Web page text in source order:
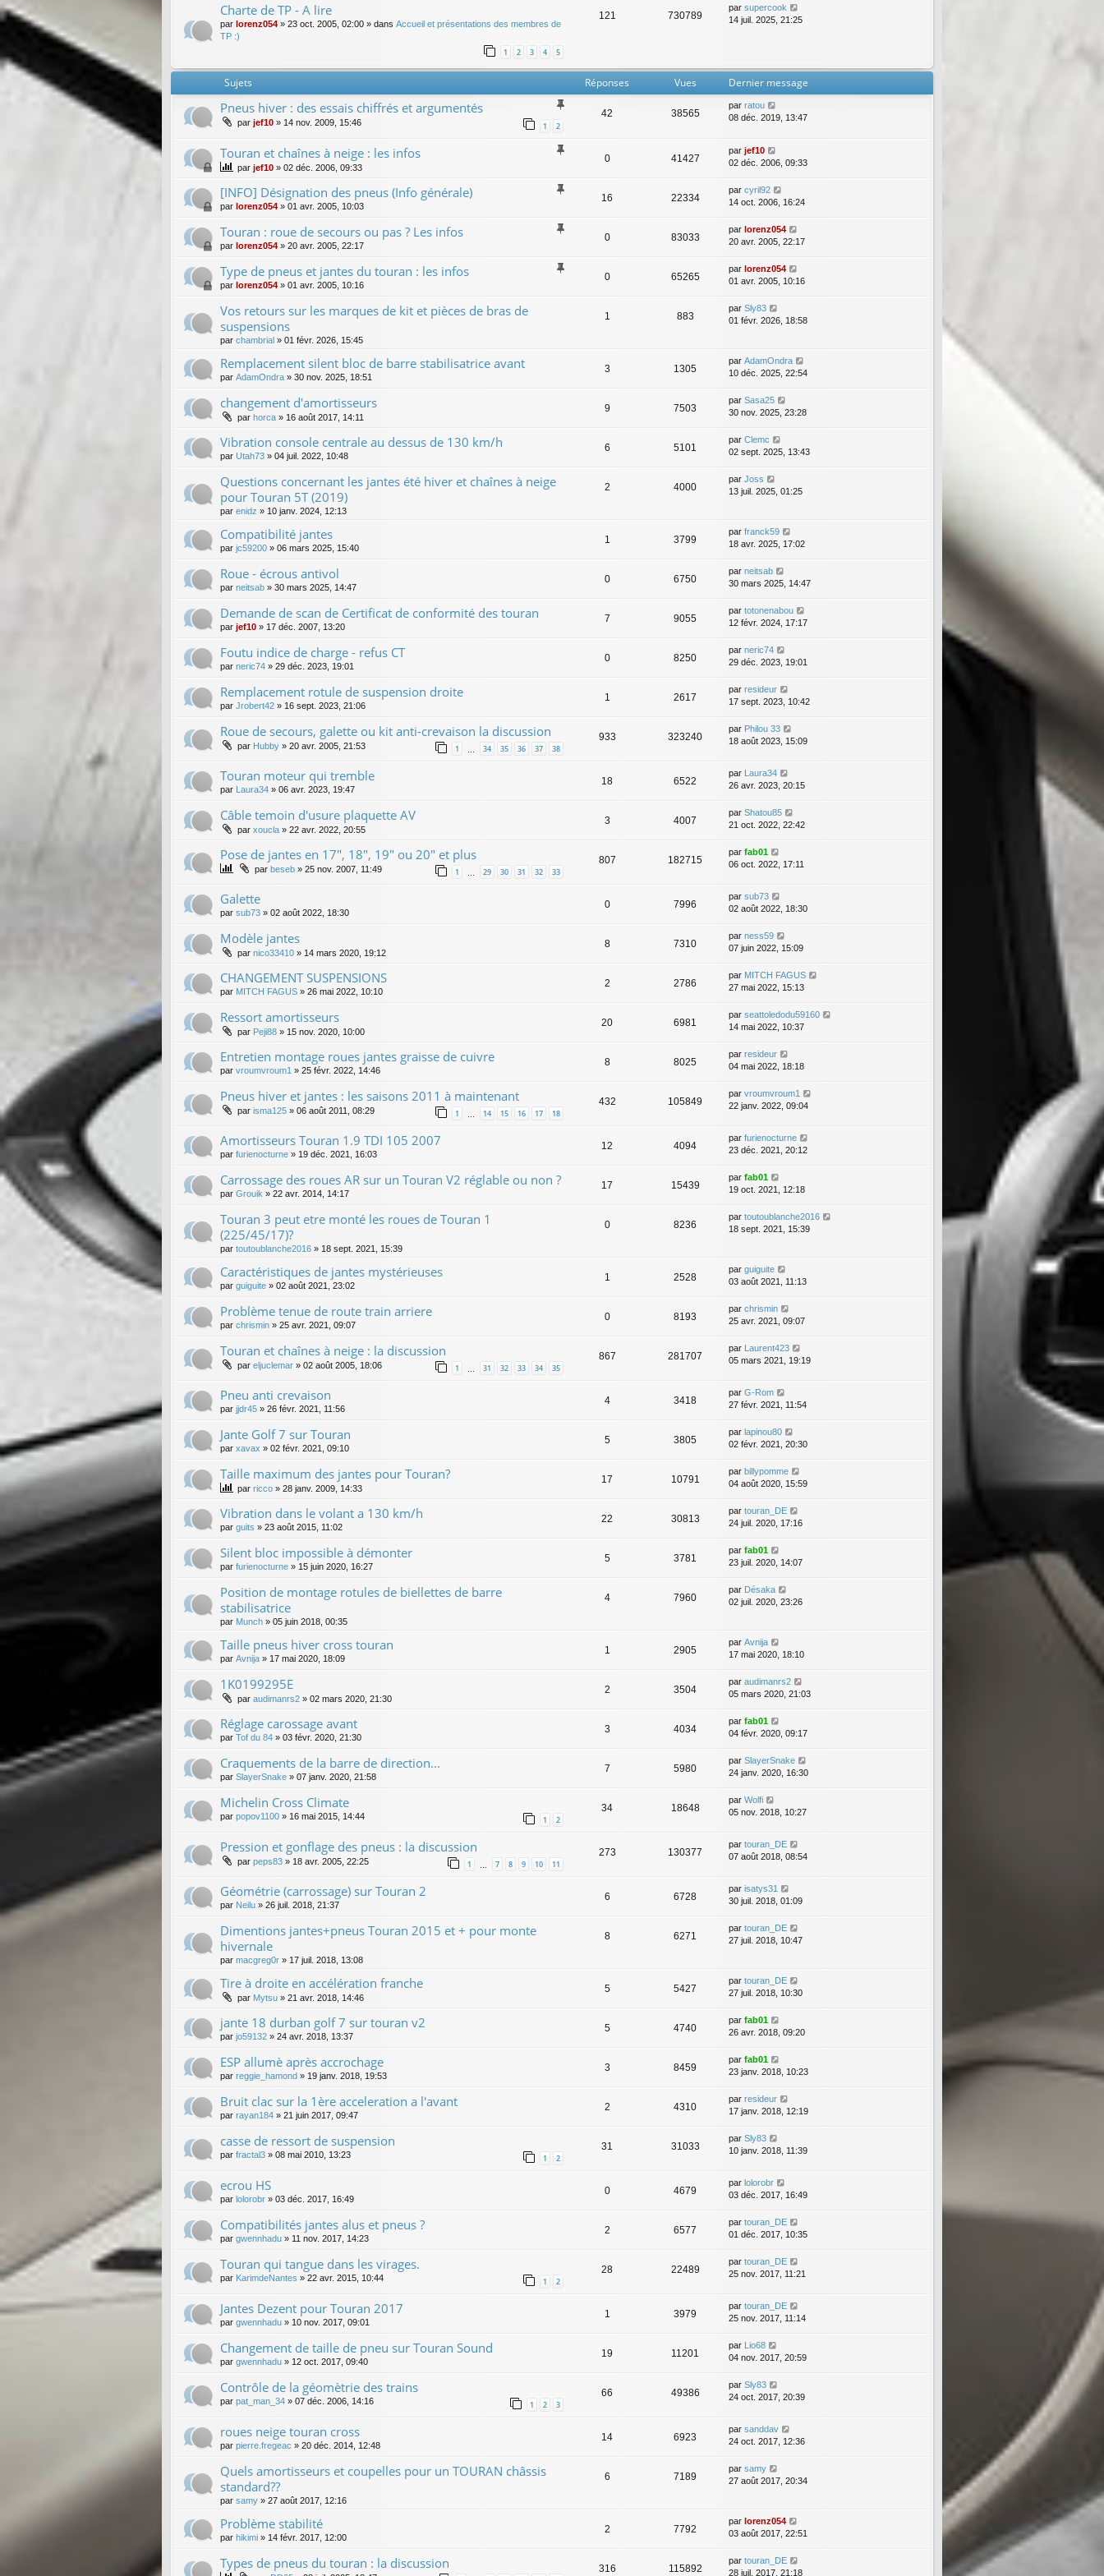
Charte de TP - A lire
par lorenz054 » 23 oct. 2005, 02:00 » dans Accueil et présentations des membres de
TP :)
1 2 3 4 5
121 730789
par supercook
14 juil. 2025, 21:25
Sujets Réponses Vues Dernier message
Pneus hiver : des essais chiffrés et argumentés
par jef10 » 14 nov. 2009, 15:46 1 2
42 38565
par ratou
08 déc. 2019, 13:47
Touran et chaînes à neige : les infos
par jef10 » 02 déc. 2006, 09:33
0 41427
par jef10
02 déc. 2006, 09:33
[INFO] Désignation des pneus (Info générale)
par lorenz054 » 01 avr. 2005, 10:03
16 22334
par cyril92
14 oct. 2006, 16:24
Touran : roue de secours ou pas ? Les infos
par lorenz054 » 20 avr. 2005, 22:17
0 83033
par lorenz054
20 avr. 2005, 22:17
Type de pneus et jantes du touran : les infos
par lorenz054 » 01 avr. 2005, 10:16
0 65265
par lorenz054
01 avr. 2005, 10:16
Vos retours sur les marques de kit et pièces de bras de
suspensions
par chambrial » 01 févr. 2026, 15:45
1 883
par Sly83
01 févr. 2026, 18:58
Remplacement silent bloc de barre stabilisatrice avant
par AdamOndra » 30 nov. 2025, 18:51
3 1305
par AdamOndra
10 déc. 2025, 22:54
changement d'amortisseurs
par horca » 16 août 2017, 14:11
9 7503
par Sasa25
30 nov. 2025, 23:28
Vibration console centrale au dessus de 130 km/h
par Utah73 » 04 juil. 2022, 10:48
6 5101
par Clemc
02 sept. 2025, 13:43
Questions concernant les jantes été hiver et chaînes à neige
pour Touran 5T (2019)
par enidz » 10 janv. 2024, 12:13
2 4000
par Joss
13 juil. 2025, 01:25
Compatibilité jantes
par jc59200 » 06 mars 2025, 15:40
1 3799
par franck59
18 avr. 2025, 17:02
Roue - écrous antivol
par neitsab » 30 mars 2025, 14:47
0 6750
par neitsab
30 mars 2025, 14:47
Demande de scan de Certificat de conformité des touran
par jef10 » 17 déc. 2007, 13:20
7 9055
par totonenabou
12 févr. 2024, 17:17
Foutu indice de charge - refus CT
par neric74 » 29 déc. 2023, 19:01
0 8250
par neric74
29 déc. 2023, 19:01
Remplacement rotule de suspension droite
par Jrobert42 » 16 sept. 2023, 21:06
1 2617
par resideur
17 sept. 2023, 10:42
Roue de secours, galette ou kit anti-crevaison la discussion
par Hubby » 20 avr. 2005, 21:53 1 34 35 36 37 38
933 323240
par Philou 33
18 août 2023, 15:09
Touran moteur qui tremble
par Laura34 » 06 avr. 2023, 19:47
18 6522
par Laura34
26 avr. 2023, 20:15
Câble temoin d'usure plaquette AV
par xoucla » 22 avr. 2022, 20:55
3 4007
par Shatou85
21 oct. 2022, 22:42
Pose de jantes en 17", 18", 19" ou 20" et plus
par beseb » 25 nov. 2007, 11:49 1 29 30 31 32 33
807 182715
par fab01
06 oct. 2022, 17:11
Galette
par sub73 » 02 août 2022, 18:30
0 7996
par sub73
02 août 2022, 18:30
Modèle jantes
par nico33410 » 14 mars 2020, 19:12
8 7310
par ness59
07 juin 2022, 15:09
CHANGEMENT SUSPENSIONS
par MITCH FAGUS » 26 mai 2022, 10:10
2 2786
par MITCH FAGUS
27 mai 2022, 15:13
Ressort amortisseurs
par Peji88 » 15 nov. 2020, 10:00
20 6981
par seattoledodu59160
14 mai 2022, 10:37
Entretien montage roues jantes graisse de cuivre
par vroumvroum1 » 25 févr. 2022, 14:46
8 8025
par resideur
04 mai 2022, 18:18
Pneus hiver et jantes : les saisons 2011 à maintenant
par isma125 » 06 août 2011, 08:29 1 14 15 16 17 18
432 105849
par vroumvroum1
22 janv. 2022, 09:04
Amortisseurs Touran 1.9 TDI 105 2007
par furienocturne » 19 déc. 2021, 16:03
12 4094
par furienocturne
23 déc. 2021, 20:12
Carrossage des roues AR sur un Touran V2 réglable ou non ?
par Grouik » 22 avr. 2014, 14:17
17 15439
par fab01
19 oct. 2021, 12:18
Touran 3 peut etre monté les roues de Touran 1
(225/45/17)?
par toutoublanche2016 » 18 sept. 2021, 15:39
0 8236
par toutoublanche2016
18 sept. 2021, 15:39
Caractéristiques de jantes mystérieuses
par guiguite » 02 août 2021, 23:02
1 2528
par guiguite
03 août 2021, 11:13
Problème tenue de route train arriere
par chrismin » 25 avr. 2021, 09:07
0 8193
par chrismin
25 avr. 2021, 09:07
Touran et chaînes à neige : la discussion
par eljuclemar » 02 août 2005, 18:06 1 31 32 33 34 35
867 281707
par Laurent423
05 mars 2021, 19:19
Pneu anti crevaison
par jjdr45 » 26 févr. 2021, 11:56
4 3418
par G-Rom
27 févr. 2021, 11:54
Jante Golf 7 sur Touran
par xavax » 02 févr. 2021, 09:10
5 3805
par lapinou80
02 févr. 2021, 20:30
Taille maximum des jantes pour Touran?
par ricco » 28 janv. 2009, 14:33
17 10791
par billypomme
04 août 2020, 15:59
Vibration dans le volant a 130 km/h
par guits » 23 août 2015, 11:02
22 30813
par touran_DE
24 juil. 2020, 17:16
Silent bloc impossible à démonter
par furienocturne » 15 juin 2020, 16:27
5 3781
par fab01
23 juil. 2020, 14:07
Position de montage rotules de biellettes de barre
stabilisatrice
par Munch » 05 juin 2018, 00:35
4 7960
par Désaka
02 juil. 2020, 23:26
Taille pneus hiver cross touran
par Avnija » 17 mai 2020, 18:09
1 2905
par Avnija
17 mai 2020, 18:10
1K0199295E
par audimanrs2 » 02 mars 2020, 21:30
2 3504
par audimanrs2
05 mars 2020, 21:03
Réglage carossage avant
par Tof du 84 » 03 févr. 2020, 21:30
3 4034
par fab01
04 févr. 2020, 09:17
Craquements de la barre de direction...
par SlayerSnake » 07 janv. 2020, 21:58
7 5980
par SlayerSnake
24 janv. 2020, 16:30
Michelin Cross Climate
par popov1100 » 16 mai 2015, 14:44 1 2
34 18648
par Wolfi
05 nov. 2018, 10:27
Pression et gonflage des pneus : la discussion
par peps83 » 18 avr. 2005, 22:25 1 … 7 8 9 10 11
273 130377
par touran_DE
07 août 2018, 08:54
Géométrie (carrossage) sur Touran 2
par Neilu » 26 juil. 2018, 21:37
6 6728
par isatys31
30 juil. 2018, 01:09
Dimentions jantes+pneus Touran 2015 et + pour monte
hivernale
par macgreg0r » 17 juil. 2018, 13:08
8 6271
par touran_DE
27 juil. 2018, 10:47
Tire à droite en accélération franche
par Mytsu » 21 avr. 2018, 14:46
5 5427
par touran_DE
27 juil. 2018, 10:30
jante 18 durban golf 7 sur touran v2
par jo59132 » 24 avr. 2018, 13:37
5 4740
par fab01
26 avr. 2018, 09:20
ESP allumè après accrochage
par reggie_hamond » 19 janv. 2018, 19:53
3 8459
par fab01
23 janv. 2018, 10:23
Bruit clac sur la 1ère acceleration a l'avant
par rayan184 » 21 juin 2017, 09:47
2 4310
par resideur
17 janv. 2018, 12:19
casse de ressort de suspension
par fractal3 » 08 mai 2010, 13:23 1 2
31 31033
par Sly83
10 janv. 2018, 11:39
ecrou HS
par lolorobr » 03 déc. 2017, 16:49
0 4679
par lolorobr
03 déc. 2017, 16:49
Compatibilités jantes alus et pneus ?
par gwennhadu » 11 nov. 2017, 14:23
2 6577
par touran_DE
01 déc. 2017, 10:35
Touran qui tangue dans les virages.
par KarimdeNantes » 22 avr. 2015, 10:44 1 2
28 22489
par touran_DE
25 nov. 2017, 11:21
Jantes Dezent pour Touran 2017
par gwennhadu » 10 nov. 2017, 09:01
1 3979
par touran_DE
25 nov. 2017, 11:14
Changement de taille de pneu sur Touran Sound
par gwennhadu » 12 oct. 2017, 09:40
19 11201
par
Lio68
04 nov. 2017, 20:59
Contrôle de la géomètrie des trains
par pat_man_34 » 07 déc. 2006, 14:16 1 2 3
66 49386
par Sly83
24 oct. 2017, 20:39
roues neige touran cross
par pierre.fregeac » 20 déc. 2014, 12:48
14 6923
par sanddav
24 oct. 2017, 12:36
Quels amortisseurs et coupelles pour un TOURAN châssis
standard??
par samy » 27 août 2017, 12:16
6 7189
par samy
27 août 2017, 20:34
Problème stabilité
par hikimi » 14 févr. 2017, 12:00
2 7792
par lorenz054
03 août 2017, 22:51
Types de pneus du touran : la discussion 316 115892
par touran_DE
28 juil. 2017, 21:18